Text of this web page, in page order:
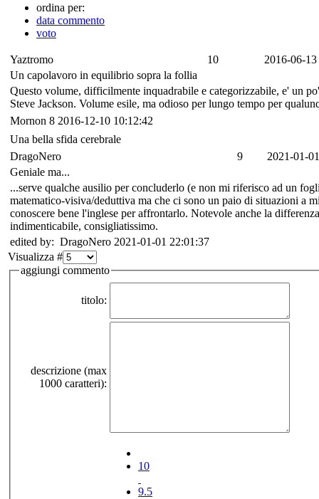
ordina per:
data commento
voto
Yaztromo 10
2016-06-
Un capolavoro in equilibrio sopra la follia
Questo volume, difficilmente inquadrabile e categorizzabile, e' un
Steve Jackson. Volume esile, ma odioso per lungo tempo per
Mornon 8 2016-12-10 10:12:42
Una bella sfida cerebrale
DragoNero
9
2021-01-
Geniale ma...
...serve qualche ausilio per concluderlo (e non mi riferisco ad un
matematico-visiva/deduttiva ma che ci sono un paio di situazioni a
conoscere bene l'inglese per affrontarlo. Notevole anche la
indimenticabile, consigliatissimo.
edited by: DragoNero 2021-01-01 22:01:37
Visualizza #
aggiungi commento
titolo:
descrizione (max
1000 caratteri):
10
9.5